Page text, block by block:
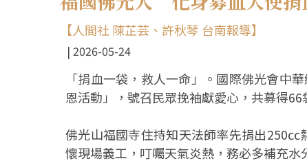
【人間社 陳芷芸、許秋琴 台南報導】
2026-05-24
「捐血一袋，救人一命」。國際佛光會中
恩活動」，號召民眾挽袖獻愛心，共募得
佛光山福國寺住持知天法師率先捐出250
懷現場義工，叮囑天氣炎熱，務必多補充水